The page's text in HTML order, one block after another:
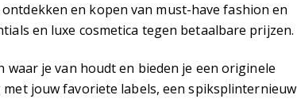
en kopen van must-have fashion en
en luxe cosmetica tegen betaalbare prijzen.
je van houdt en bieden je een originele
jouw favoriete labels, een spiksplinternieuw